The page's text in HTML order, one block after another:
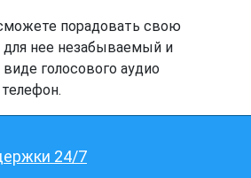
порадовать свою
нее незабываемый и
голосового аудио
24/7